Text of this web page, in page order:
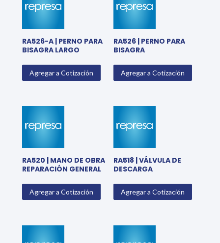
RA526-A | PERNO PARA
BISAGRA LARGO
Agregar a Cotización
RA526 | PERNO PARA
BISAGRA
Agregar a Cotización
RA520 | MANO DE OBRA
REPARACIÓN GENERAL
Agregar a Cotización
RA518 | VÁLVULA DE
DESCARGA
Agregar a Cotización